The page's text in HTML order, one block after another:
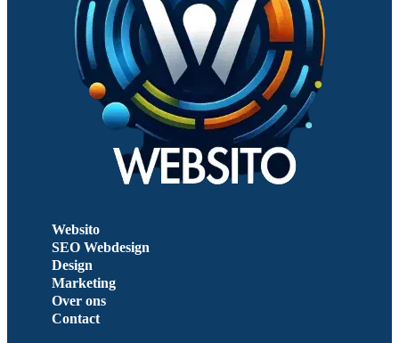
Websito
SEO Webdesign
Design
Marketing
Over ons
Contact